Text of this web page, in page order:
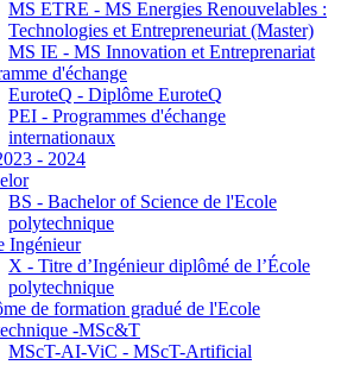
MS ETRE - MS Energies Renouvelables :
Technologies et Entrepreneuriat (Master)
MS IE - MS Innovation et Entreprenariat
d'échange
EuroteQ - Diplôme EuroteQ
PEI - Programmes d'échange
internationaux
- 2024
BS - Bachelor of Science de l'Ecole
polytechnique
Ingénieur
X - Titre d’Ingénieur diplômé de l’École
polytechnique
de formation gradué de l'Ecole
-MSc&T
MScT-AI-ViC - MScT-Artificial